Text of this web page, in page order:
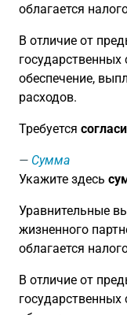
облагается
В отличие от
государственных
обеспечение,
расходов.
Требуется
Сумма
Укажите здесь
Уравнительные
жизненного
облагается
В отличие от
государственных